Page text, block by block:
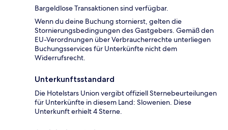
Bargeldlose Transaktionen sind verfügbar.
Wenn du deine Buchung stornierst, gelten die
Stornierungsbedingungen des Gastgebers. Gemäß den
EU-Verordnungen über Verbraucherrechte unterliegen
Buchungsservices für Unterkünfte nicht dem
Widerrufsrecht.
Unterkunftsstandard
Die Hotelstars Union vergibt offiziell Sternebeurteilungen
für Unterkünfte in diesem Land: Slowenien. Diese
Unterkunft erhielt 4 Sterne.